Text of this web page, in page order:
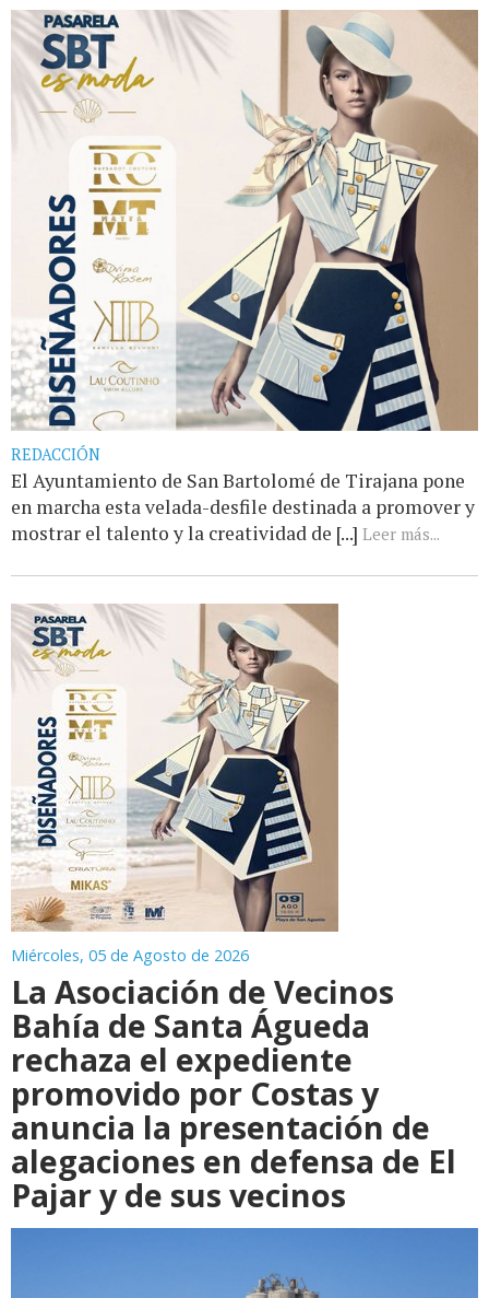
REDACCIÓN
El Ayuntamiento de San Bartolomé de Tirajana pone
en marcha esta velada-desfile destinada a promover y
mostrar el talento y la creatividad de [...] Leer más...
Miércoles, 05 de Agosto de 2026
La Asociación de Vecinos
Bahía de Santa Águeda
rechaza el expediente
promovido por Costas y
anuncia la presentación de
alegaciones en defensa de El
Pajar y de sus vecinos